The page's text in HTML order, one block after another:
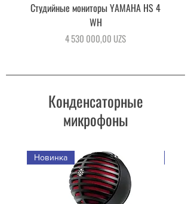
Cтудийные мониторы YAMAHA HS 4
WH
Цена
4 530 000,00 UZS
Конденсаторные
микрофоны
Новинка